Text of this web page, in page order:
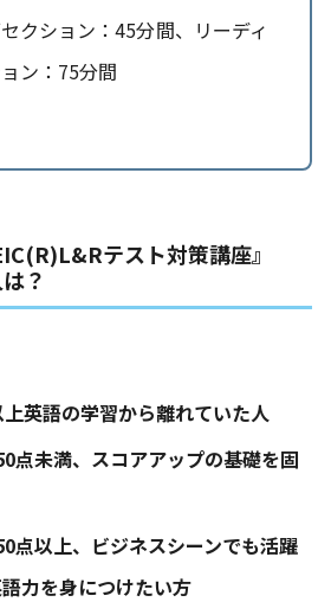
クション：45分間、リーディ
ン：75分間
テスト対策講座』
？
英語の学習から離れていた人
点未満、スコアアップの基礎を固
点以上、ビジネスシーンでも活躍
力を身につけたい方